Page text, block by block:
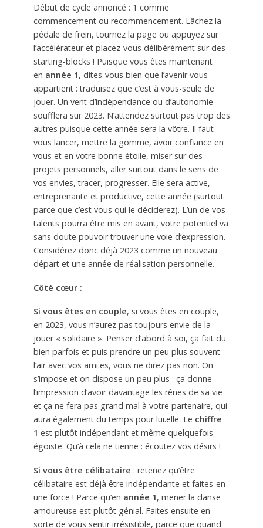
Début de cycle annoncé : 1 comme
commencement ou recommencement. Lâchez la
pédale de frein, tournez la page ou appuyez sur
l’accélérateur et placez-vous délibérément sur des
starting-blocks ! Puisque vous êtes maintenant
en année 1, dites-vous bien que l’avenir vous
appartient : traduisez que c’est à vous-seule de
jouer. Un vent d’indépendance ou d’autonomie
soufflera sur 2023. N’attendez surtout pas trop des
autres puisque cette année sera la vôtre. Il faut
vous lancer, mettre la gomme, avoir confiance en
vous et en votre bonne étoile, miser sur des
projets personnels, aller surtout dans le sens de
vos envies, tracer, progresser. Elle sera active,
entreprenante et productive, cette année (surtout
parce que c’est vous qui le déciderez). L’un de vos
talents pourra être mis en avant, votre potentiel va
sans doute pouvoir trouver une voie d’expression.
Considérez donc déjà 2023 comme un nouveau
départ et une année de réalisation personnelle.
Côté cœur :
Si vous êtes en couple, si vous êtes en couple,
en 2023, vous n’aurez pas toujours envie de la
jouer « solidaire ». Penser d’abord à soi, ça fait du
bien parfois et puis prendre un peu plus souvent
l’air avec vos ami.es, vous ne direz pas non. On
s’impose et on dispose un peu plus : ça donne
l’impression d’avoir davantage les rênes de sa vie
et ça ne fera pas grand mal à votre partenaire, qui
aura également du temps pour lui.elle. Le chiffre
1 est plutôt indépendant et même quelquefois
égoïste. Qu’à cela ne tienne : écoutez vos désirs !
Si vous être célibataire : retenez qu’être
célibataire est déjà être indépendante et faites-en
une force ! Parce qu’en année 1, mener la danse
amoureuse est plutôt génial. Faites ensuite en
sorte de vous sentir irrésistible, parce que quand